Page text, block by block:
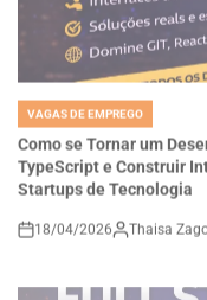
POSTED
VAGAS DE EMPREGO
Como se Tornar um
TypeScript e Construir
Startups de Tecnologia
on
18/04/2026 Thaisa